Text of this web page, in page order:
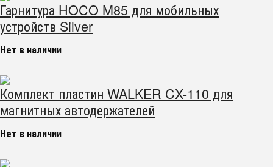
Гарнитура HOCO M85 для мобильных
устройств Silver
Нет в наличии
Комплект пластин WALKER CX-110 для
магнитных автодержателей
Нет в наличии